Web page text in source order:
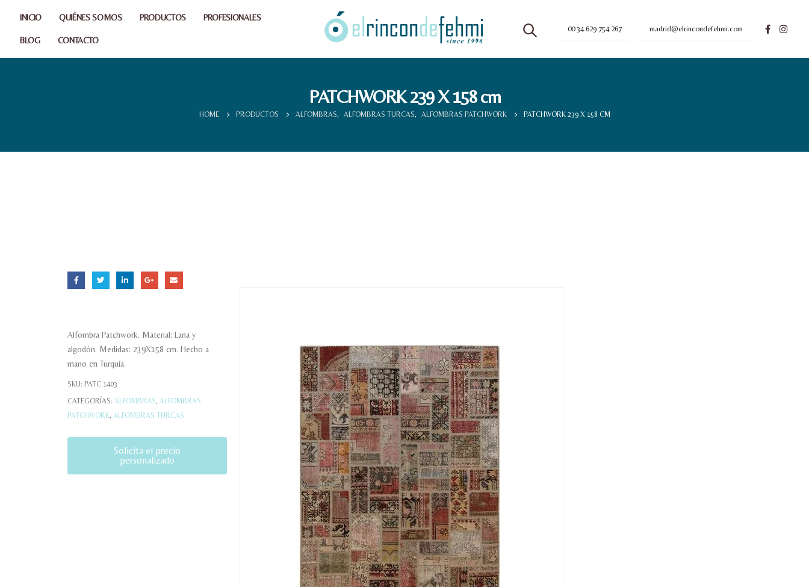
INICIO QUIÉNES SOMOS PRODUCTOS PROFESIONALES
BLOG CONTACTO
00 34 629 754 267 madrid@elrincondefehmi.com
PATCHWORK 239 X 158 cm
HOME PRODUCTOS ALFOMBRAS, ALFOMBRAS TURCAS, ALFOMBRAS PATCHWORK PATCHWORK 239 X 158 CM
Alfombra Patchwork. Material: Lana y
algodón. Medidas: 239X158 cm. Hecho a
mano en Turquía.
SKU: PATC 1403
CATEGORÍAS: ALFOMBRAS, ALFOMBRAS
PATCHWORK, ALFOMBRAS TURCAS
Solicita el precio
personalizado